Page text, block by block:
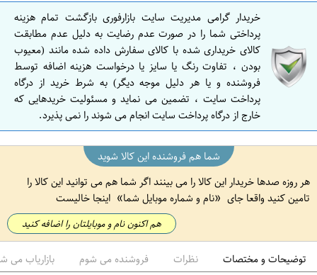
ا
ص
ف
ه
ا
ن
خریدار گرامی مدیریت سایت بازارفوری بازگشت تمام هزینه
پرداختی شما را در صورت عدم رضایت به دلیل عدم مطابقت
کالای خریداری شده با کالای سفارش داده شده مانند (معیوب
بودن ، تفاوت رنگ یا سایز یا درخواست هزینه اضافه توسط
فروشنده و یا هر دلیل موجه دیگر) به شرط خرید از درگاه
پرداخت سایت ، تضمین می نماید و مسئولیت خریدهایی که
خارج از درگاه پرداخت سایت انجام می شوند را نمی پذیرد.
شما هم فروشنده این کالا شوید
هر روزه صدها خریدار این کالا را می بینند اگر شما هم می توانید این کالا را
تامین کنید واقعا جای
نام و شماره موبایل شما اینجا خالیست
هم اکنون نام و موبایلتان را اضافه کنید
توضیحات و مختصات نظرات فروشنده می شوم بازاریاب می